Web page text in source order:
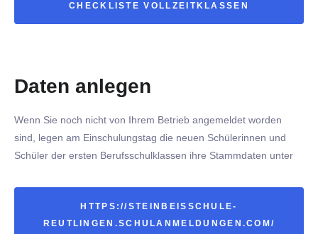
CHECKLISTE VOLLZEITKLASSEN
Daten anlegen
Wenn Sie noch nicht von Ihrem Betrieb angemeldet worden
sind, legen am Einschulungstag die neuen Schülerinnen und
Schüler der ersten Berufsschulklassen ihre Stammdaten unter
HTTPS://STEINBEISSCHULE-
REUTLINGEN.SCHULANMELDUNGEN.COM/